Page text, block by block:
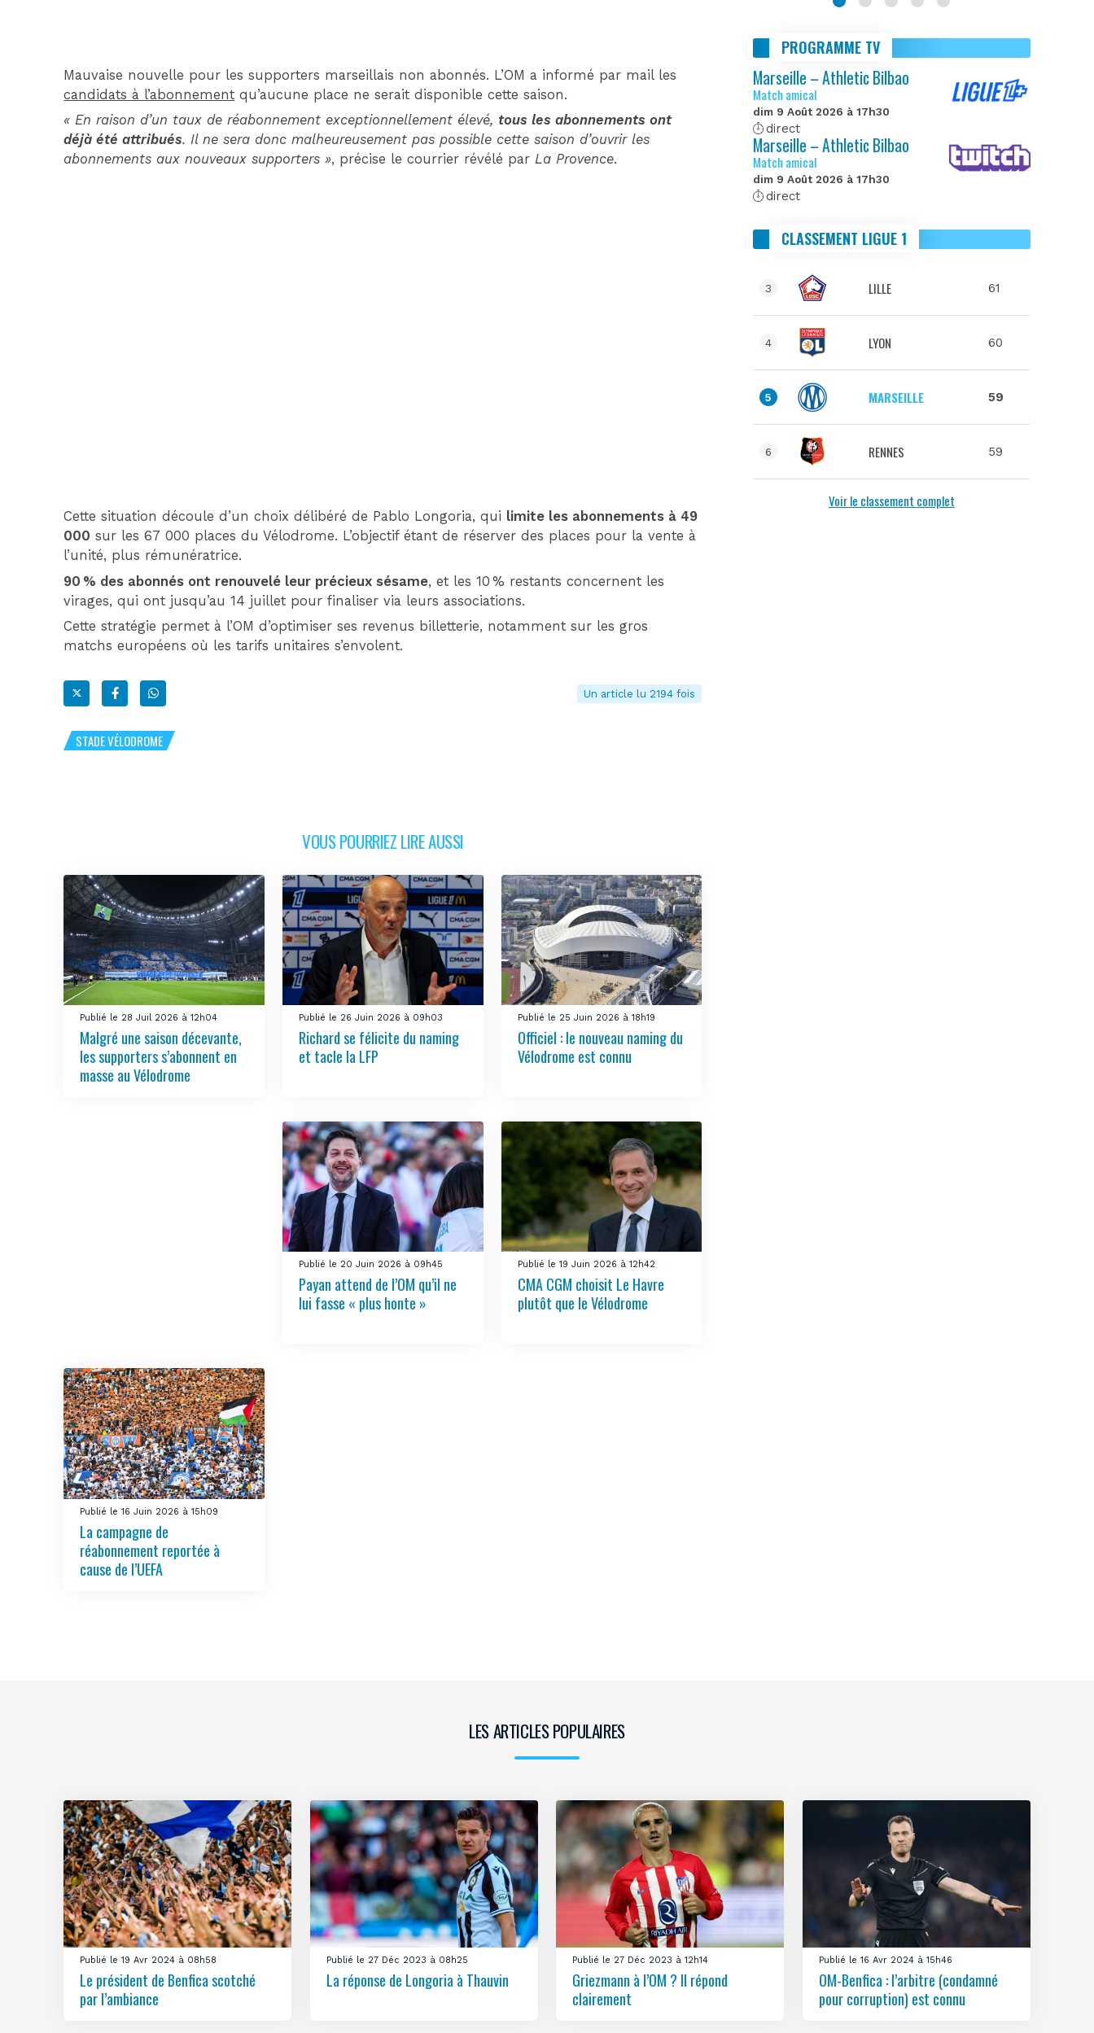
Mauvaise nouvelle pour les supporters marseillais non abonnés. L’OM a informé par mail les
candidats à l’abonnement qu’aucune place ne serait disponible cette saison.
« En raison d’un taux de réabonnement exceptionnellement élevé, tous les abonnements ont
déjà été attribués. Il ne sera donc malheureusement pas possible cette saison d’ouvrir les
abonnements aux nouveaux supporters », précise le courrier révélé par La Provence.
Cette situation découle d’un choix délibéré de Pablo Longoria, qui limite les abonnements à 49
000 sur les 67 000 places du Vélodrome. L’objectif étant de réserver des places pour la vente à
l’unité, plus rémunératrice.
90 % des abonnés ont renouvelé leur précieux sésame, et les 10 % restants concernent les
virages, qui ont jusqu’au 14 juillet pour finaliser via leurs associations.
Cette stratégie permet à l’OM d’optimiser ses revenus billetterie, notamment sur les gros
matchs européens où les tarifs unitaires s’envolent.
Un article lu 2194 fois
STADE VÉLODROME
VOUS POURRIEZ LIRE AUSSI
Publié le 28 Juil 2026 à 12h04
Malgré une saison décevante,
les supporters s’abonnent en
masse au Vélodrome
Publié le 26 Juin 2026 à 09h03
Richard se félicite du naming
et tacle la LFP
Publié le 25 Juin 2026 à 18h19
Officiel : le nouveau naming du
Vélodrome est connu
Publié le 20 Juin 2026 à 09h45
Payan attend de l’OM qu’il ne
lui fasse « plus honte »
Publié le 19 Juin 2026 à 12h42
CMA CGM choisit Le Havre
plutôt que le Vélodrome
Publié le 16 Juin 2026 à 15h09
La campagne de
réabonnement reportée à
cause de l’UEFA
PROGRAMME TV
Marseille – Athletic Bilbao
Match amical
dim 9 Août 2026 à 17h30
direct
Marseille – Athletic Bilbao
Match amical
dim 9 Août 2026 à 17h30
direct
CLASSEMENT LIGUE 1
3 LILLE 61
4 LYON 60
5 MARSEILLE 59
6 RENNES 59
Voir le classement complet
LES ARTICLES POPULAIRES
Publié le 19 Avr 2024 à 08h58
Le président de Benfica scotché
par l’ambiance
Publié le 27 Déc 2023 à 08h25
La réponse de Longoria à Thauvin
Publié le 27 Déc 2023 à 12h14
Griezmann à l’OM ? Il répond
clairement
Publié le 16 Avr 2024 à 15h46
OM-Benfica : l’arbitre (condamné
pour corruption) est connu